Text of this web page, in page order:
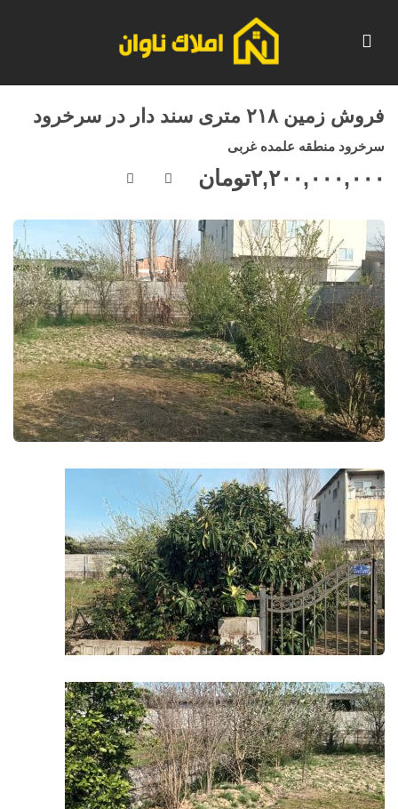
فروش زمین ۲۱۸ متری سند دار در سرخرود
سرخرود منطقه علمده غربی
۲,۲۰۰,۰۰۰,۰۰۰تومان